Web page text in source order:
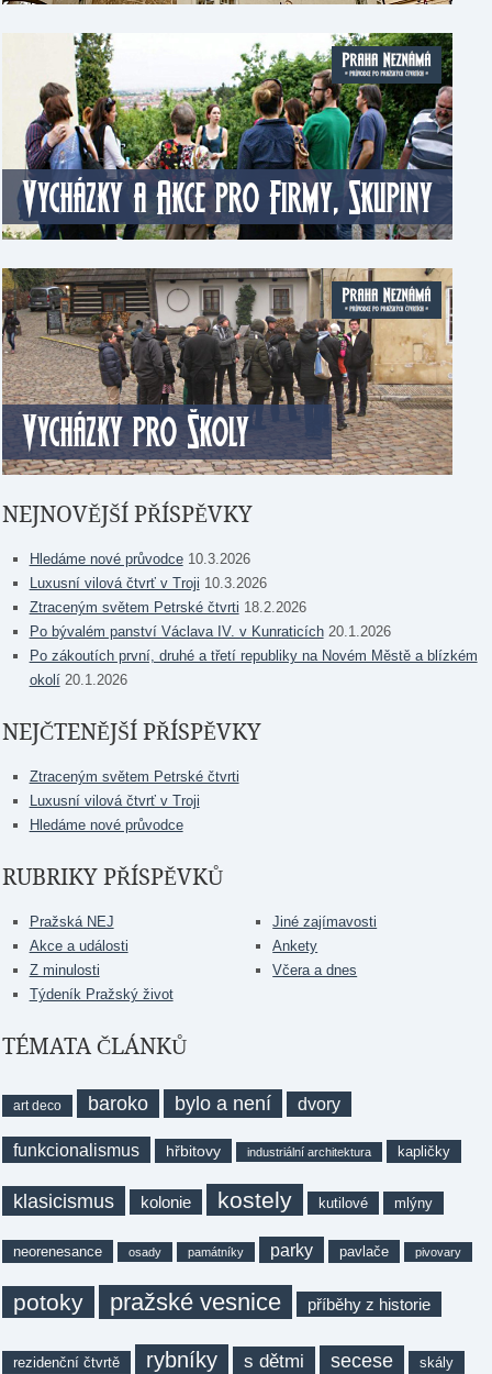
NEJNOVĚJŠÍ PŘÍSPĚVKY
Hledáme nové průvodce 10.3.2026
Luxusní vilová čtvrť v Troji 10.3.2026
Ztraceným světem Petrské čtvrti 18.2.2026
Po bývalém panství Václava IV. v Kunraticích 20.1.2026
Po zákoutích první, druhé a třetí republiky na Novém Městě a blízkém
okolí 20.1.2026
NEJČTENĚJŠÍ PŘÍSPĚVKY
Ztraceným světem Petrské čtvrti
Luxusní vilová čtvrť v Troji
Hledáme nové průvodce
RUBRIKY PŘÍSPĚVKŮ
Pražská NEJ
Akce a události
Z minulosti
Týdeník Pražský život
Jiné zajímavosti
Ankety
Včera a dnes
TÉMATA ČLÁNKŮ
art deco baroko bylo a není dvory
funkcionalismus hřbitovy industriální architektura kapličky
klasicismus kolonie kostely kutilové mlýny
neorenesance osady památníky parky pavlače pivovary
potoky pražské vesnice příběhy z historie
rezidenční čtvrtě rybníky s dětmi secese skály